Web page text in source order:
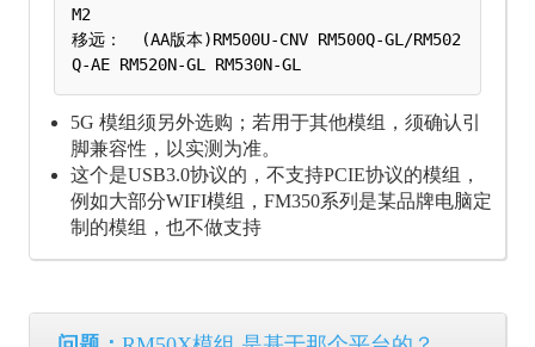
M2
移远：  (AA版本)RM500U-CNV RM500Q-GL/RM502
5G 模组须另外选购；若用于其他模组，须确认引
脚兼容性，以实测为准。
这个是USB3.0协议的，不支持PCIE协议的模组，
例如大部分WIFI模组，FM350系列是某品牌电脑定
制的模组，也不做支持